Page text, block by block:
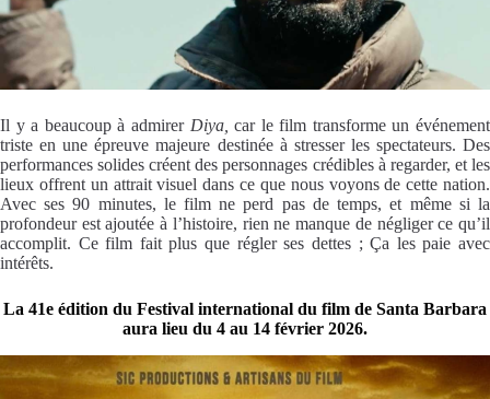
Il y a beaucoup à admirer Diya,car le film transforme un événement
triste en une épreuve majeure destinée à stresser les spectateurs. Des
performances solides créent des personnages crédibles à regarder, et les
lieux offrent un attrait visuel dans ce que nous voyons de cette nation.
Avec ses 90 minutes, le film ne perd pas de temps, et même si la
profondeur est ajoutée à l’histoire, rien ne manque de négliger ce qu’il
accomplit. Ce film fait plus que régler ses dettes ; Ça les paie avec
intérêts.
La 41e édition du Festival international du film de Santa Barbara
aura lieu du 4 au 14 février 2026.